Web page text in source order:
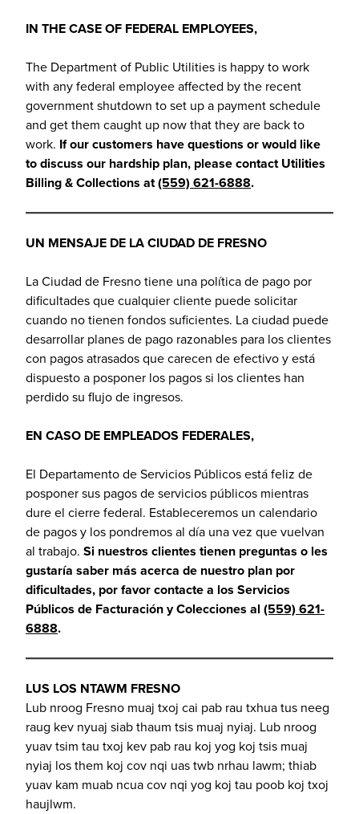
IN THE CASE OF FEDERAL EMPLOYEES,
The Department of Public Utilities is happy to work
with any federal employee affected by the recent
government shutdown to set up a payment schedule
and get them caught up now that they are back to
work. If our customers have questions or would like
to discuss our hardship plan, please contact Utilities
Billing & Collections at(559) 621-6888.
UN MENSAJE DE LA CIUDAD DE FRESNO
La Ciudad de Fresno tiene una política de pago por
dificultades que cualquier cliente puede solicitar
cuando no tienen fondos suficientes. La ciudad puede
desarrollar planes de pago razonables para los clientes
con pagos atrasados que carecen de efectivo y está
dispuesto a posponer los pagos si los clientes han
perdido su flujo de ingresos.
EN CASO DE EMPLEADOS FEDERALES,
El Departamento de Servicios Públicos está feliz de
posponer sus pagos de servicios públicos mientras
dure el cierre federal. Estableceremos un calendario
de pagos y los pondremos al día una vez que vuelvan
al trabajo. Si nuestros clientes tienen preguntas o les
gustaría saber más acerca de nuestro plan por
dificultades, por favor contacte a los Servicios
Públicos de Facturación y Colecciones al (559) 621-
6888.
LUS LOS NTAWM FRESNO
Lub nroog Fresno muaj txoj cai pab rau txhua tus neeg
raug kev nyuaj siab thaum tsis muaj nyiaj. Lub nroog
yuav tsim tau txoj kev pab rau koj yog koj tsis muaj
nyiaj los them koj cov nqi uas twb nrhau lawm; thiab
yuav kam muab ncua cov nqi yog koj tau poob koj txoj
haujlwm.